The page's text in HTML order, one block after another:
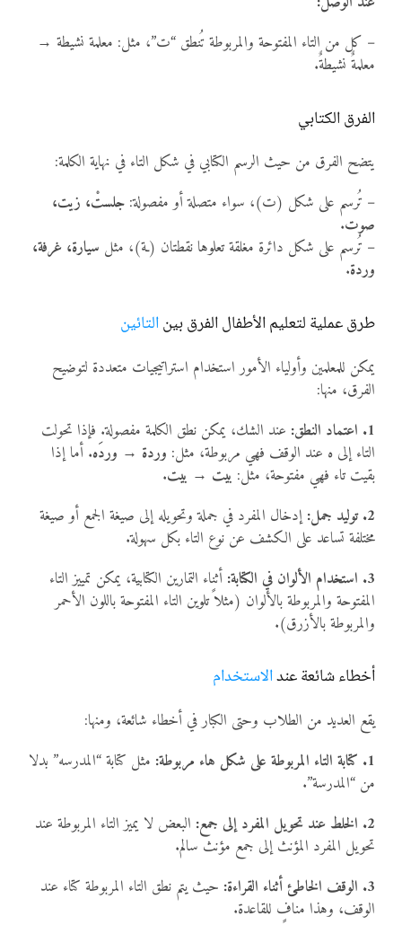
– كل من التاء المفتوحة والمربوطة تُنطق “ت”، مثل: معلمة نشيطة →
معلمةٌ نشيطةٌ.
الفرق الكتابي
يتضح الفرق من حيث الرسم الكتابي في شكل التاء في نهاية الكلمة:
– تُرسم على شكل (ت)، سواء متصلة أو مفصولة: جلستْ، زيت،
صوت.
– تُرسم على شكل دائرة مغلقة تعلوها نقطتان (ـة)، مثل سيارة، غرفة،
وردة.
طرق عملية لتعليم الأطفال الفرق بينالتائين
يمكن للمعلمين وأولياء الأمور استخدام استراتيجيات متعددة لتوضيح
الفرق، منها:
1. اعتماد النطق:
عند الشك، يمكن نطق الكلمة مفصولة. فإذا تحولت
التاء إلى ه عند الوقف فهي مربوطة، مثل: وردة → وردَه. أما إذا
بقيت تاء فهي مفتوحة، مثل: بيت → بيت.
2. توليد جمل:
إدخال المفرد في جملة وتحويله إلى صيغة الجمع أو صيغة
مختلفة تساعد على الكشف عن نوع التاء بكل سهولة.
3. استخدام الألوان في الكتابة:
أثناء التمارين الكتابية، يمكن تمييز التاء
المفتوحة والمربوطة بالألوان (مثلاً تلوين التاء المفتوحة باللون الأحمر
والمربوطة بالأزرق).
أخطاء شائعة عندالاستخدام
يقع العديد من الطلاب وحتى الكبار في أخطاء شائعة، ومنها:
1. كتابة التاء المربوطة على شكل هاء مربوطة:
مثل كتابة “المدرسه” بدلا
من “المدرسة”.
2. الخلط عند تحويل المفرد إلى جمع:
البعض لا يميز التاء المربوطة عند
تحويل المفرد المؤنث إلى جمع مؤنث سالم.
3. الوقف الخاطئ أثناء القراءة:
حيث يتم نطق التاء المربوطة كتاء عند
الوقف، وهذا منافٍ للقاعدة.